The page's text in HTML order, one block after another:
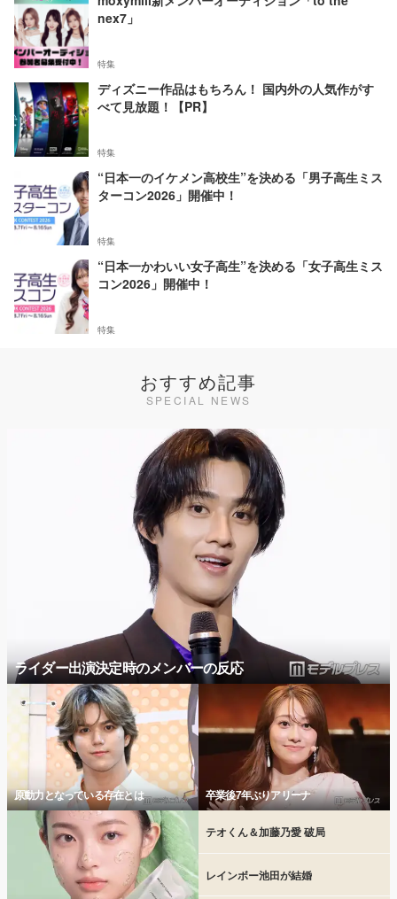
nex7」
特集
ディズニー作品はもちろん！ 国内外の人気作がす
べて見放題！【PR】
特集
“日本一のイケメン高校生”を決める「男子高生ミス
ターコン2026」開催中！
特集
“日本一かわいい女子高生”を決める「女子高生ミス
コン2026」開催中！
特集
おすすめ記事
SPECIAL NEWS
ライダー出演決定時のメンバーの反応
原動力となっている存在とは 卒業後7年ぶりアリーナ
テオくん＆加藤乃愛 破局
レインボー池田が結婚